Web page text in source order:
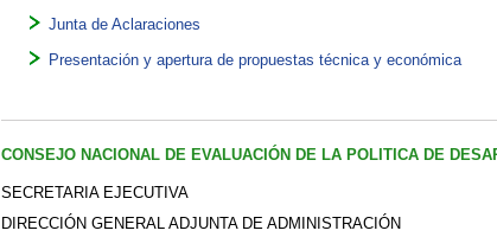
Junta de Aclaraciones
Presentación y apertura de propuestas técnica y económica
CONSEJO NACIONAL DE EVALUACIÓN DE LA POLITICA DE
SECRETARIA EJECUTIVA
DIRECCIÓN GENERAL ADJUNTA DE ADMINISTRACIÓN